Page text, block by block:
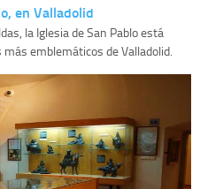
en Valladolid
la Iglesia de San Pablo está
emblemáticos de Valladolid.